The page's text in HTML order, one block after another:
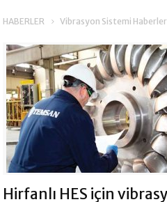
HABERLER Vibrasyon Sistemi
Hirfanlı HES için